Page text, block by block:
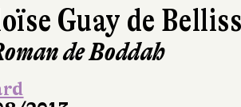
Guay de
de Boddah